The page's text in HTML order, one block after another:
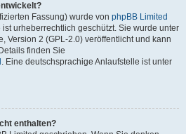
Fassung) wurde von phpBB Limited
urheberrechtlich geschützt. Sie wurde unter
Version 2 (GPL-2.0) veröffentlicht und kann
finden Sie
. Eine deutschsprachige Anlaufstelle ist unter
enthalten?